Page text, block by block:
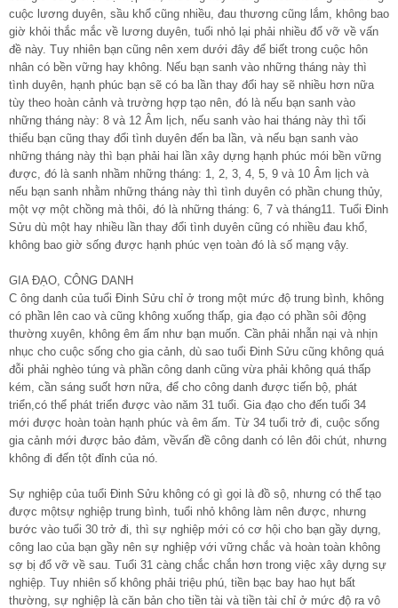
cuộc lương duyên, sầu khổ cũng nhiều, đau thương cũng lắm, không bao
giờ khỏi thắc mắc về lương duyên, tuổi nhỏ lại phải nhiều đổ vỡ về vấn
đề này. Tuy nhiên bạn cũng nên xem dưới đây để biết trong cuộc hôn
nhân có bền vững hay không. Nếu bạn sanh vào những tháng này thì
tình duyên, hạnh phúc bạn sẽ có ba lần thay đổi hay sẽ nhiều hơn nữa
tùy theo hoàn cảnh và trường hợp tạo nên, đó là nếu bạn sanh vào
những tháng này: 8 và 12 Âm lịch, nếu sanh vào hai tháng này thì tối
thiểu bạn cũng thay đổi tình duyên đến ba lần, và nếu bạn sanh vào
những tháng này thì bạn phải hai lần xây dựng hạnh phúc mói bền vững
được, đó là sanh nhầm những tháng: 1, 2, 3, 4, 5, 9 và 10 Âm lịch và
nếu bạn sanh nhằm những tháng này thì tình duyên có phần chung thủy,
một vợ một chồng mà thôi, đó là những tháng: 6, 7 và tháng11. Tuổi Đinh
Sửu dù một hay nhiều lần thay đổi tình duyên cũng có nhiều đau khổ,
không bao giờ sống được hạnh phúc vẹn toàn đó là số mạng vậy.
GIA ĐẠO, CÔNG DANH
C ông danh của tuổi Đinh Sửu chỉ ở trong một mức độ trung bình, không
có phần lên cao và cũng không xuống thấp, gia đạo có phần sôi động
thường xuyên, không êm ấm như bạn muốn. Cần phải nhẫn nại và nhịn
nhục cho cuộc sống cho gia cảnh, dù sao tuổi Đinh Sửu cũng không quá
đỗi phải nghèo túng và phần công danh cũng vừa phải không quá thấp
kém, cần sáng suốt hơn nữa, để cho công danh được tiến bộ, phát
triển,có thể phát triển được vào năm 31 tuổi. Gia đạo cho đến tuổi 34
mới được hoàn toàn hạnh phúc và êm ấm. Từ 34 tuổi trở đi, cuộc sống
gia cảnh mới được bảo đảm, vềvấn đề công danh có lên đôi chút, nhưng
không đi đến tột đỉnh của nó.
Sự nghiệp của tuổi Đinh Sửu không có gì gọi là đồ sộ, nhưng có thể tạo
được mộtsự nghiệp trung bình, tuổi nhỏ không làm nên được, nhưng
bước vào tuổi 30 trở đi, thì sự nghiệp mới có cơ hội cho bạn gầy dựng,
công lao của bạn gầy nên sự nghiệp với vững chắc và hoàn toàn không
sợ bị đổ vỡ về sau. Tuổi 31 càng chắc chắn hơn trong việc xây dựng sự
nghiệp. Tuy nhiên số không phải triệu phú, tiền bạc bay hao hụt bất
thường, sự nghiệp là căn bản cho tiền tài và tiền tài chỉ ở mức độ ra vô